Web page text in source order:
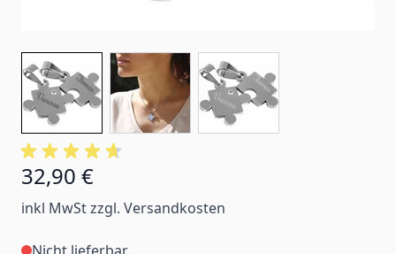
32,90 €
inkl MwSt zzgl. Versandkosten
Nicht lieferbar